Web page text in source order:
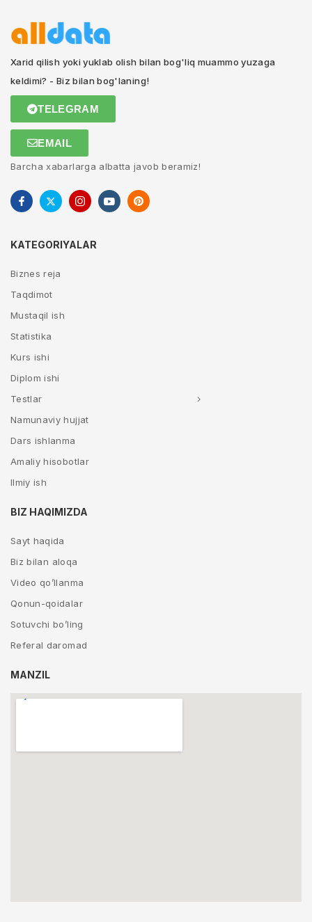
Xarid qilish yoki yuklab olish bilan bog'liq muammo yuzaga
keldimi? - Biz bilan bog'laning!
TELEGRAM
EMAIL
Barcha xabarlarga albatta javob beramiz!
KATEGORIYALAR
Biznes reja
Taqdimot
Mustaqil ish
Statistika
Kurs ishi
Diplom ishi
Testlar
Namunaviy hujjat
Dars ishlanma
Amaliy hisobotlar
Ilmiy ish
BIZ HAQIMIZDA
Sayt haqida
Biz bilan aloqa
Video qo’llanma
Qonun-qoidalar
Sotuvchi bo’ling
Referal daromad
MANZIL